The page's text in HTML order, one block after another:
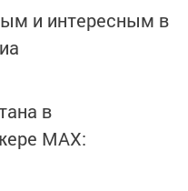
и интересным в
в
MАХ: